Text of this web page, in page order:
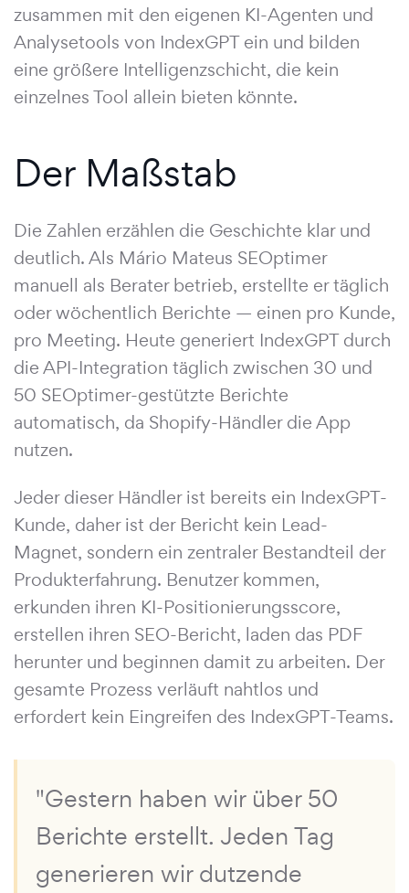
zusammen mit den eigenen KI-Agenten und
Analysetools von IndexGPT ein und bilden
eine größere Intelligenzschicht, die kein
einzelnes Tool allein bieten könnte.
Der Maßstab
Die Zahlen erzählen die Geschichte klar und
deutlich. Als Mário Mateus SEOptimer
manuell als Berater betrieb, erstellte er täglich
oder wöchentlich Berichte — einen pro Kunde,
pro Meeting. Heute generiert IndexGPT durch
die API-Integration täglich zwischen 30 und
50 SEOptimer-gestützte Berichte
automatisch, da Shopify-Händler die App
nutzen.
Jeder dieser Händler ist bereits ein IndexGPT-
Kunde, daher ist der Bericht kein Lead-
Magnet, sondern ein zentraler Bestandteil der
Produkterfahrung. Benutzer kommen,
erkunden ihren KI-Positionierungsscore,
erstellen ihren SEO-Bericht, laden das PDF
herunter und beginnen damit zu arbeiten. Der
gesamte Prozess verläuft nahtlos und
erfordert kein Eingreifen des IndexGPT-Teams.
"Gestern haben wir über 50
Berichte erstellt. Jeden Tag
generieren wir dutzende